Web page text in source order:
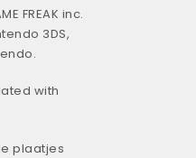
FREAK inc.
3DS,
with
plaatjes